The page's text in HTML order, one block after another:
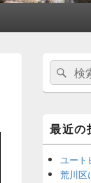
メ
ン
サ
ド
バ
ー
ウ
ィ
検
索
対
検
索
最近の
ユート
荒川区